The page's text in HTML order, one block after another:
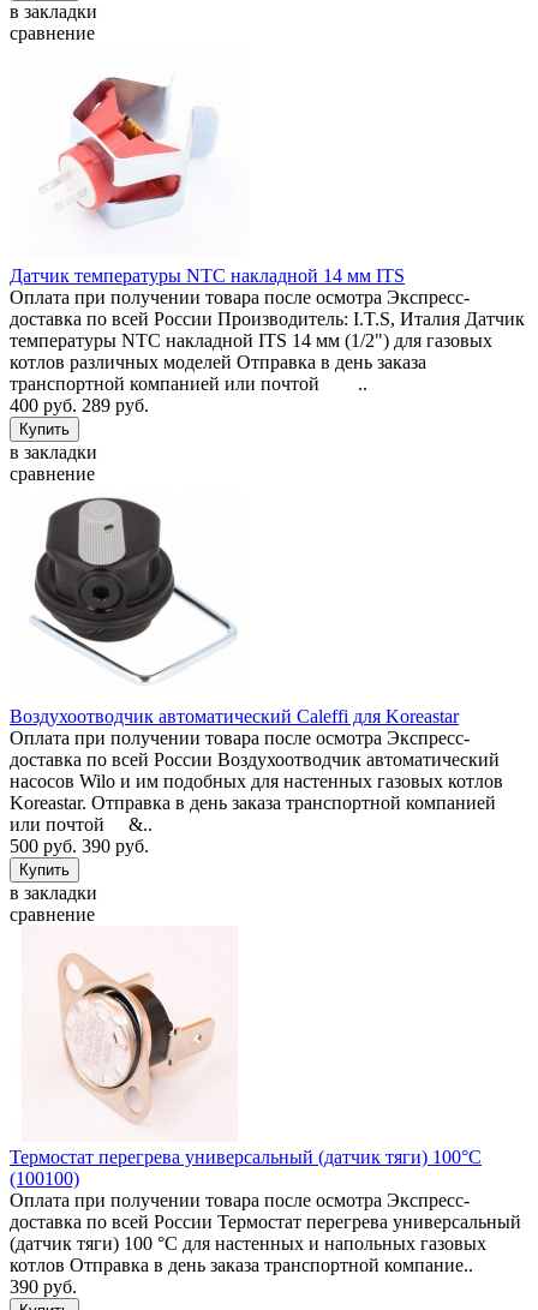
в закладки
сравнение
Датчик температуры NTC накладной 14 мм ITS
Оплата при получении товара после осмотра Экспресс-
доставка по всей России Производитель: I.T.S, Италия Датчик
температуры NTC накладной ITS 14 мм (1/2") для газовых
котлов различных моделей Отправка в день заказа
транспортной компанией или почтой ..
400 руб. 289 руб.
в закладки
сравнение
Воздухоотводчик автоматический Caleffi для Koreastar
Оплата при получении товара после осмотра Экспресс-
доставка по всей России Воздухоотводчик автоматический
насосов Wilo и им подобных для настенных газовых котлов
Koreastar. Отправка в день заказа транспортной компанией
или почтой &..
500 руб. 390 руб.
в закладки
сравнение
Термостат перегрева универсальный (датчик тяги) 100°C
(100100)
Оплата при получении товара после осмотра Экспресс-
доставка по всей России Термостат перегрева универсальный
(датчик тяги) 100 °C для настенных и напольных газовых
котлов Отправка в день заказа транспортной компание..
390 руб.